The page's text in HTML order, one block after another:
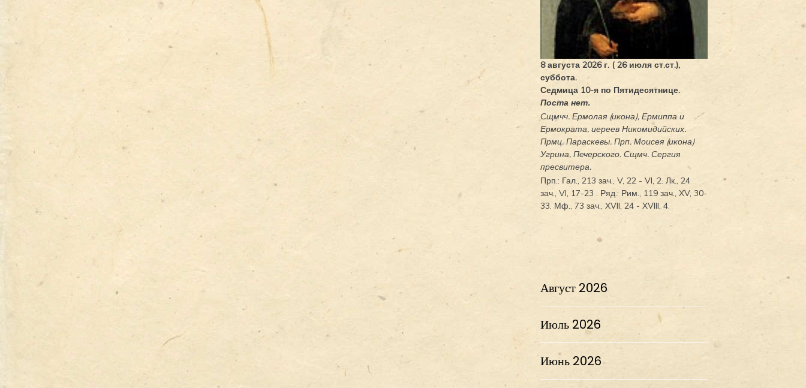
8 августа 2026 г. ( 26 июля ст.ст.),
суббота.
Седмица 10-я по Пятидесятнице.
Поста нет.
Сщмчч.Ермолая (икона),Ермиппа и
Ермократа, иереев Никомидийских.
Прмц.Параскевы. Прп.Моисея (икона)
Угрина, Печерского. Сщмч.Сергия
пресвитера.
Прп.: Гал., 213 зач., V, 22 - VI, 2. Лк., 24
зач., VI, 17-23 . Ряд.: Рим., 119 зач., XV, 30-
33. Мф., 73 зач., XVII, 24 - XVIII, 4.
Август 2026
Июль 2026
Июнь 2026